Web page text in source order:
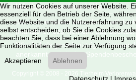
Wir brauchen Ihre Hilfe,
denn wir erhalten keinerlei staatliche
finanzieren das Tierheim aus
Wir sind als gemeinnützig und
anerkannt und dürfen
Copyright © 2008 - 2026 Tierheim
Wir nutzen Cookies auf unserer Website.
essenziell für den Betrieb der Seite,
diese Website und die Nutzererfahrung zu
selbst entscheiden, ob Sie die Cookies
beachten Sie, dass bei einer Ablehnung
Funktionalitäten der Seite zur Verfügung
Akzeptieren
Ablehnen